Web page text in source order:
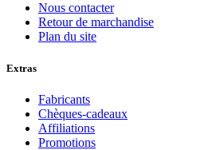
Nous contacter
Retour de marchandise
Plan du site
Extras
Fabricants
Chèques-cadeaux
Affiliations
Promotions